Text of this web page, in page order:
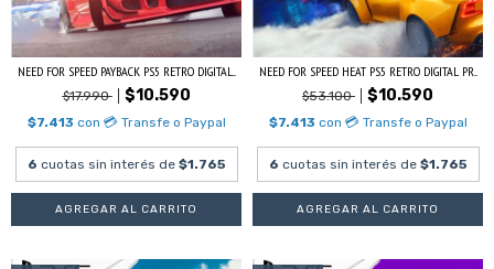
NEED FOR SPEED PAYBACK PS5 RETRO DIGITAL...
$17.990 $10.590
$7.413 con 💳 Transfe o Paypal
6 cuotas sin interés de $1.765
NEED FOR SPEED HEAT PS5 RETRO DIGITAL PR...
$53.100 $10.590
$7.413 con 💳 Transfe o Paypal
6 cuotas sin interés de $1.765